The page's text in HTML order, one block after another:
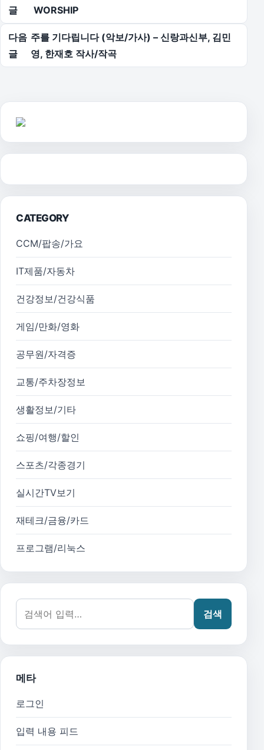
글
WORSHIP
다음
글
주를 기다립니다 (악보/가사) – 신랑과신부, 김민
영, 한재호 작사/작곡
CATEGORY
CCM/팝송/가요
IT제품/자동차
건강정보/건강식품
게임/만화/영화
공무원/자격증
교통/주차장정보
생활정보/기타
쇼핑/여행/할인
스포츠/각종경기
실시간TV보기
재테크/금융/카드
프로그램/리눅스
검색어:
검색
메타
로그인
입력 내용 피드